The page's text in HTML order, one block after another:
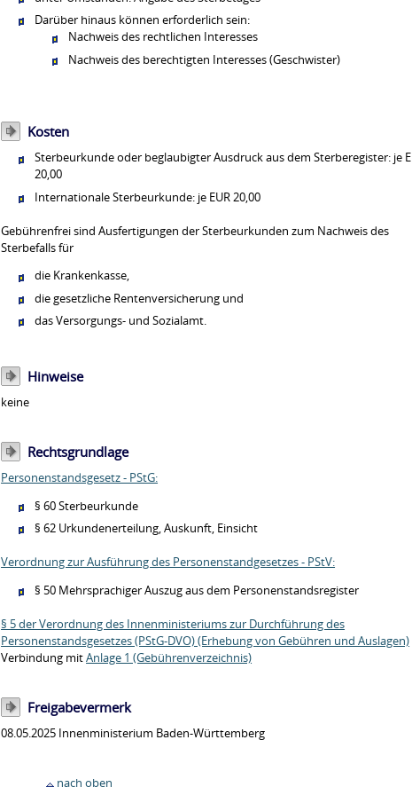
Darüber hinaus können erforderlich sein:
Nachweis des rechtlichen Interesses
Nachweis des berechtigten Interesses (Geschwister)
Kosten
Sterbeurkunde oder beglaubigter Ausdruck aus dem Sterberegister: je
20,00
Internationale Sterbeurkunde: je EUR 20,00
Gebührenfrei sind Ausfertigungen der Sterbeurkunden zum Nachweis des
Sterbefalls für
die Krankenkasse,
die gesetzliche Rentenversicherung und
das Versorgungs- und Sozialamt.
Hinweise
keine
Rechtsgrundlage
Personenstandsgesetz - PStG:
§ 60 Sterbeurkunde
§ 62 Urkundenerteilung, Auskunft, Einsicht
Verordnung zur Ausführung des Personenstandgesetzes - PStV:
§ 50 Mehrsprachiger Auszug aus dem Personenstandsregister
§ 5 der Verordnung des Innenministeriums zur Durchführung des
Personenstandsgesetzes (PStG-DVO) (Erhebung von Gebühren und Auslagen)
Verbindung mitAnlage 1 (Gebührenverzeichnis)
Freigabevermerk
08.05.2025 Innenministerium Baden-Württemberg
nach oben